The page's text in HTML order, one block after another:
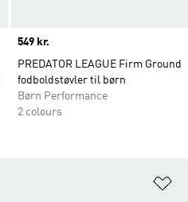
Price
549 kr.
PREDATOR LEAGUE Firm Ground
fodboldstøvler til børn
Børn Performance
2 colours